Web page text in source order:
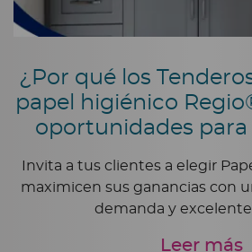
¿Por qué los
papel higiénico
oportunidades
Invita a tus clientes a elegir
maximicen sus ganancias con
demanda y excelente
Leer más